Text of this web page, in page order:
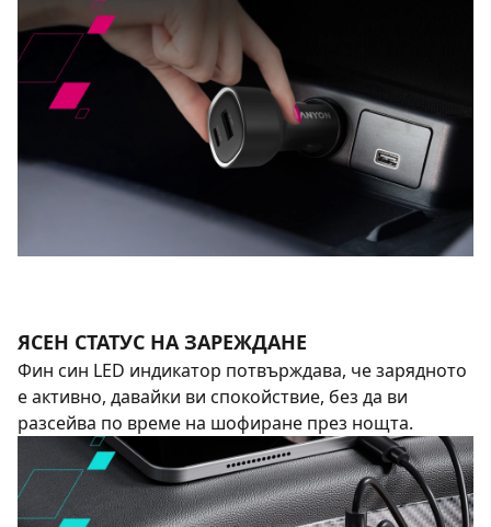
ЯСЕН СТАТУС НА ЗАРЕЖДАНЕ
Фин син LED индикатор потвърждава, че зарядното
е активно, давайки ви спокойствие, без да ви
разсейва по време на шофиране през нощта.